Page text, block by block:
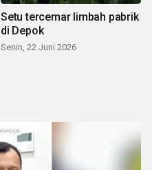
Setu tercemar limbah pabrik
di Depok
Senin, 22 Juni 2026